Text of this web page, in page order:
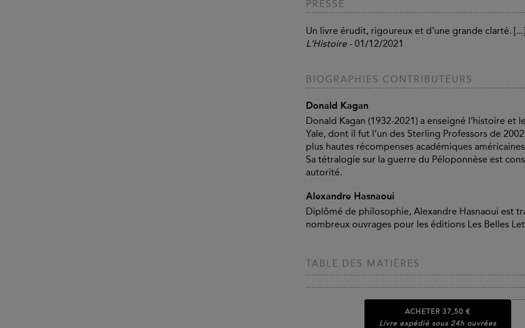
PRESSE
Un livre érudit, rigoureux et d’une grande clarté.
L'Histoire- 01/12/2021
BIOGRAPHIES CONTRIBUTEURS
Donald Kagan
Donald Kagan (1932-2021) a enseigné l’histoire et
Yale, dont il fut l’un des Sterling Professors de
plus hautes récompenses académiques
Sa tétralogie sur la guerre du Péloponnèse est
autorité.
Alexandre Hasnaoui
Diplômé de philosophie, Alexandre Hasnaoui est
nombreux ouvrages pour les éditions Les Belles
TABLE DES MATIÈRES
ACHETER 37,50 €
Livre expédié sous 24h ouvrées